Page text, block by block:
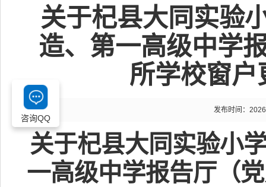
关于杞县大同实验
造、第一高级中学
所学校窗
发布时间：
关于杞县大同实验小
一高级中学报告厅（
咨询QQ